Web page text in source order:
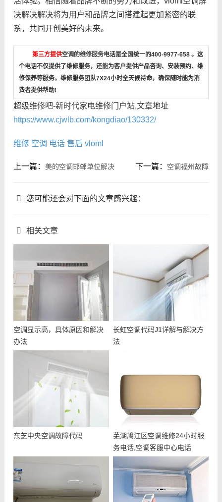
决解决解决将为用户和品牌之间搭建起更加紧密的联
系，共同开创美好的未来。
第三方提供空调的维修服务电话是全国统一的400-9977-658 。这
个电话不仅提供了维修服务，还能为客户提供产品咨询、安装预约、维
修保养等服务。维修服务团队7X24小时全天候待命，确保随时能为消
费者提供帮助!
超级维修吧-新时代家电维修门户站,文章地址
https://www.cjwlb.com/kongdiao/130332/
维修 空调 电话 售后 vloml
上一篇： 美的空调邯郸单位解决 下一篇： 空调福州故障
您可能还会对下面的文章感兴趣：
相关文章
空调显示高，具体原因和解决
办法
长虹空调代码J1详解与解决方
法
东芝中央空调故障代码
芜湖鸠江区空调维修24小时服
务电话,空调客服中心电话